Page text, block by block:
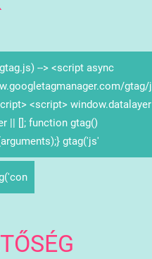
--> <script async
gtag/
<script>
|| []; function gtag()
gtag('js'